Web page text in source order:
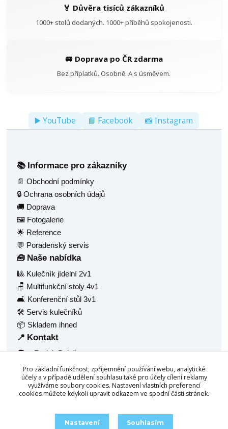
🏅 Důvěra tisíců zákazníků
1000+ stolů dodaných. 1000+ příběhů spokojenosti.
🚐 Doprava po ČR zdarma
Bez příplatků. Osobně. A s úsměvem.
▶️ YouTube 📘 Facebook 📸 Instagram
📚 Informace pro zákazníky
📄 Obchodní podmínky
🔒 Ochrana osobních údajů
🚚 Doprava
🖼️ Fotogalerie
🌟 Reference
💬 Poradenský servis
🧰 Naše nabídka
🎱 Kulečník jídelní 2v1
🪑 Multifunkční stoly 4v1
🛋️ Konferenční stůl 3v1
🛠️ Servis kulečníků
📦 Skladem ihned
📍 Kontakt
🧑‍💼 Radek Balaš
🏙️ Frýdlant nad Ostravicí, 73911
🆔 IČ: 68940688
☎️+420 777 158 532
Pro základní funkčnost, zpříjemnění používání webu, analytické
účely a v případě udělení souhlasu také pro účely cílení reklamy
využíváme soubory cookies. Nastavení vlastních preferencí
cookies můžete kdykoli upravit odkazem ve spodní části stránek.
Nastavení Souhlasím